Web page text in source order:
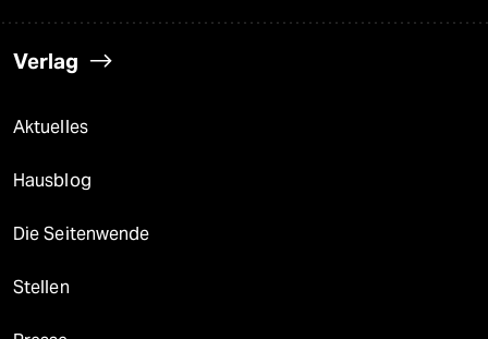
Verlag
Aktuelles
Hausblog
Die Seitenwende
Stellen